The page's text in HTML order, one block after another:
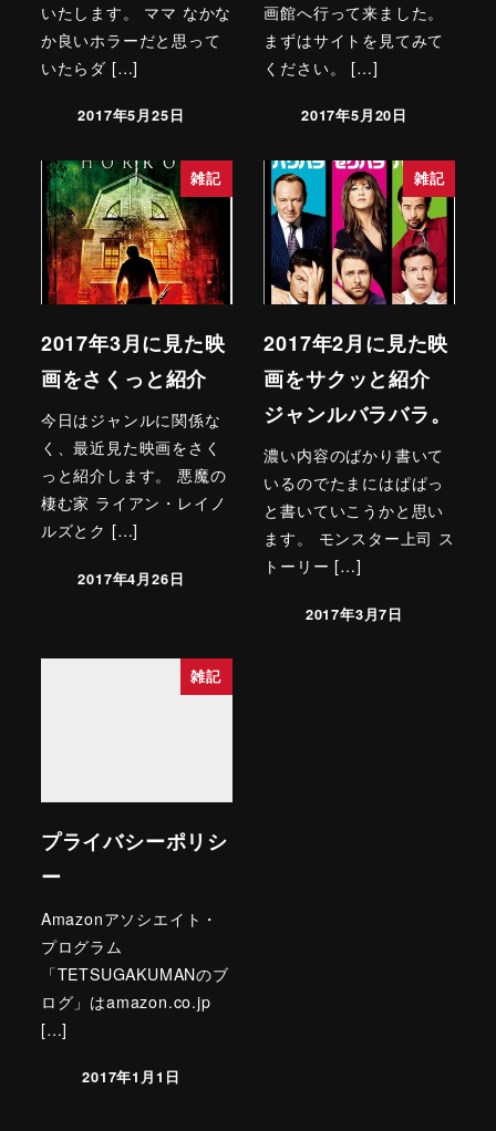
いたします。 ママ なかな
か良いホラーだと思って
いたらダ […]
2017年5月25日
画館へ行って来ました。
まずはサイトを見てみて
ください。 […]
2017年5月20日
雑記
2017年3月に見た映
画をさくっと紹介
今日はジャンルに関係な
く、最近見た映画をさく
っと紹介します。 悪魔の
棲む家 ライアン・レイノ
ルズとク […]
2017年4月26日
雑記
2017年2月に見た映
画をサクッと紹介
ジャンルバラバラ。
濃い内容のばかり書いて
いるのでたまにはぱぱっ
と書いていこうかと思い
ます。 モンスター上司 ス
トーリー […]
2017年3月7日
雑記
プライバシーポリシ
ー
Amazonアソシエイト・
プログラム
「TETSUGAKUMANのブ
ログ」はamazon.co.jp
[…]
2017年1月1日